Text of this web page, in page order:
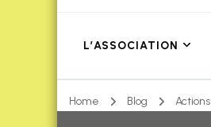
L’ASSOCIATION
Home Blog Actions